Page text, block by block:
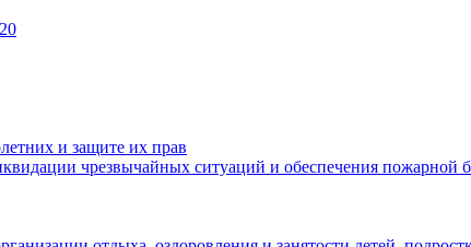
и защите их прав
чрезвычайных ситуаций и обеспечения пожарной